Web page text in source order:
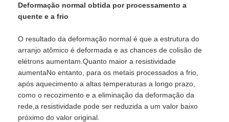
Deformação normal obtida por processamento a
quente e a frio
O resultado da deformação normal é que a estrutura do
arranjo atômico é deformada e as chances de colisão de
elétrons aumentam.Quanto maior a resistividade
aumentaNo entanto, para os metais processados a frio,
após aquecimento a altas temperaturas a longo prazo,
como o recozimento e a eliminação da deformação da
rede,a resistividade pode ser reduzida a um valor baixo
próximo do valor original.